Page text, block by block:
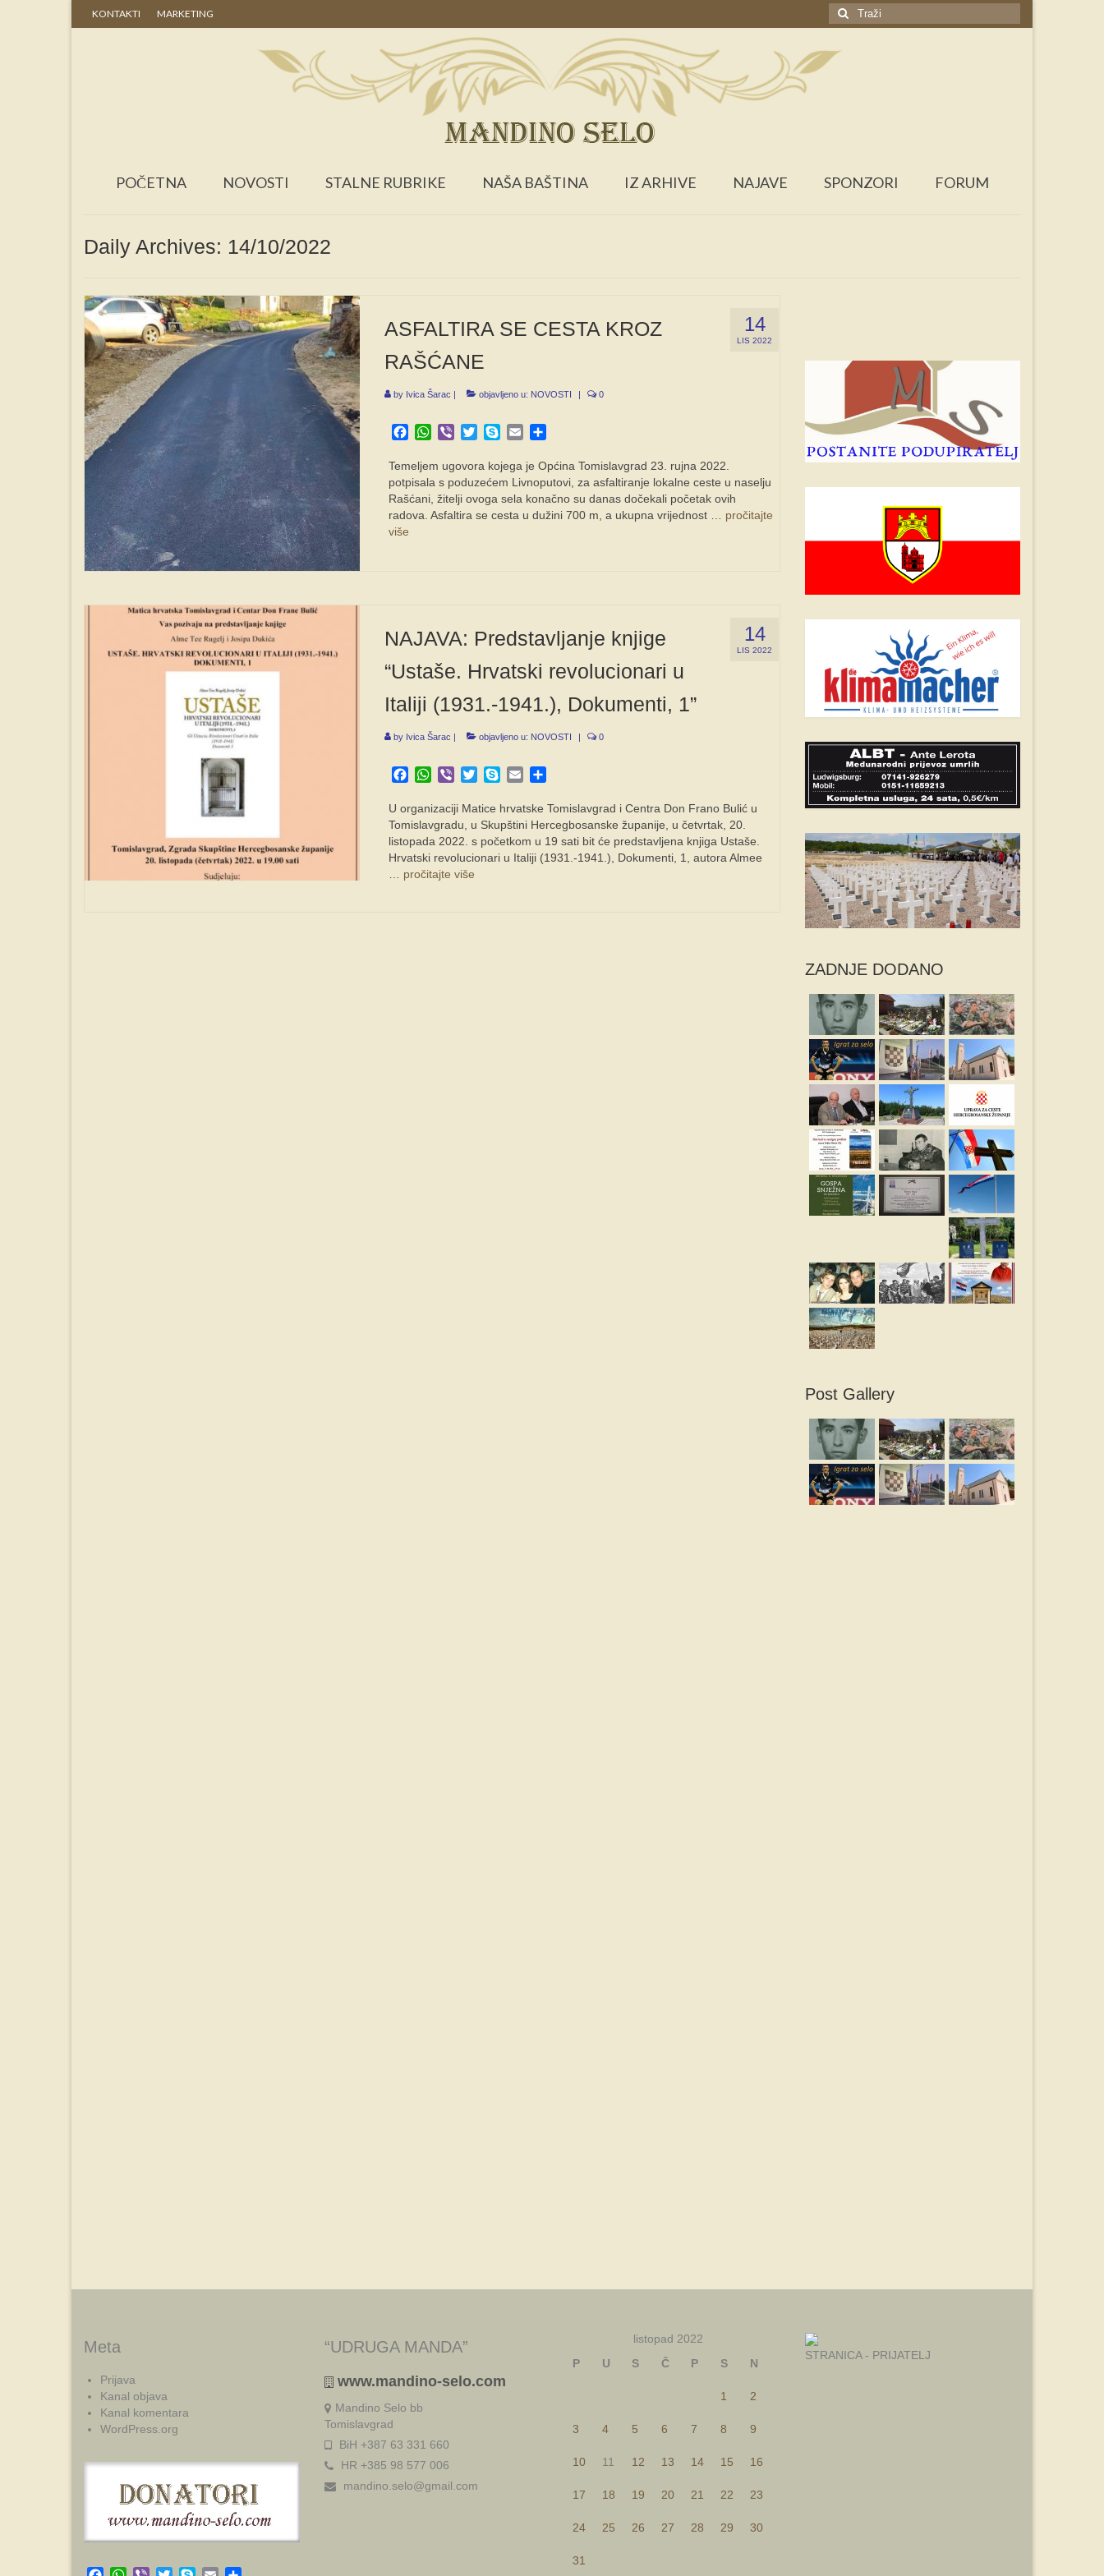
KONTAKTI MARKETING
Search
for:
POČETNA NOVOSTI STALNE RUBRIKE NAŠA BAŠTINA IZ ARHIVE NAJAVE SPONZORI FORUM
Daily Archives: 14/10/2022
14
LIS 2022
ASFALTIRA SE CESTA KROZ
RAŠĆANE
by Ivica Šarac | objavljeno u: NOVOSTI | 0
Facebook
WhatsApp
Viber TwitterSkypeEmail
Temeljem ugovora kojega je Općina Tomislavgrad 23. rujna 2022.
potpisala s poduzećem Livnoputovi, za asfaltiranje lokalne ceste u naselju
Rašćani, žitelji ovoga sela konačno su danas dočekali početak ovih
radova. Asfaltira se cesta u dužini 700 m, a ukupna vrijednost … pročitajte
više
14
LIS 2022
NAJAVA: Predstavljanje knjige
“Ustaše. Hrvatski revolucionari u
Italiji (1931.-1941.), Dokumenti, 1”
by Ivica Šarac | objavljeno u: NOVOSTI | 0
Facebook
WhatsApp
Viber TwitterSkypeEmail
U organizaciji Matice hrvatske Tomislavgrad i Centra Don Frano Bulić u
Tomislavgradu, u Skupštini Hercegbosanske županije, u četvrtak, 20.
listopada 2022. s početkom u 19 sati bit će predstavljena knjiga Ustaše.
Hrvatski revolucionari u Italiji (1931.-1941.), Dokumenti, 1, autora Almee
pročitajte više
ZADNJE DODANO
Post Gallery
Meta
Prijava
Kanal objava
Kanal komentara
WordPress.org
“UDRUGA MANDA”
www.mandino-selo.com
Mandino Selo bb
Tomislavgrad
BiH +387 63 331 660
HR +385 98 577 006
mandino.selo@gmail.com
listopad 2022
P
U S Č P S N
1 2
3 4 5 6 7 8 9
10 11 12 13 14 15 16
17 18 19 20 21 22 23
24 25 26 27 28 29 30
31
STRANICA - PRIJATELJ